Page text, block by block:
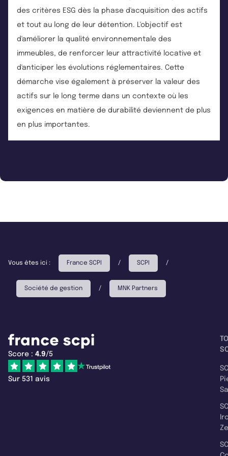
des critères ESG dès la phase d'acquisition des actifs
et tout au long de leur détention. L'objectif est
d'améliorer la qualité environnementale des
immeubles, de renforcer leur attractivité locative et
d'anticiper les évolutions réglementaires. Cette
démarche vise également à préserver la valeur des
actifs sur le long terme dans un contexte où les
exigences en matière de durabilité deviennent de plus
en plus importantes.
Vous êtes ici : France SCPI / SCPI /
Société de gestion / MNK Partners
Score : 4.9/5
Sur 531 avis